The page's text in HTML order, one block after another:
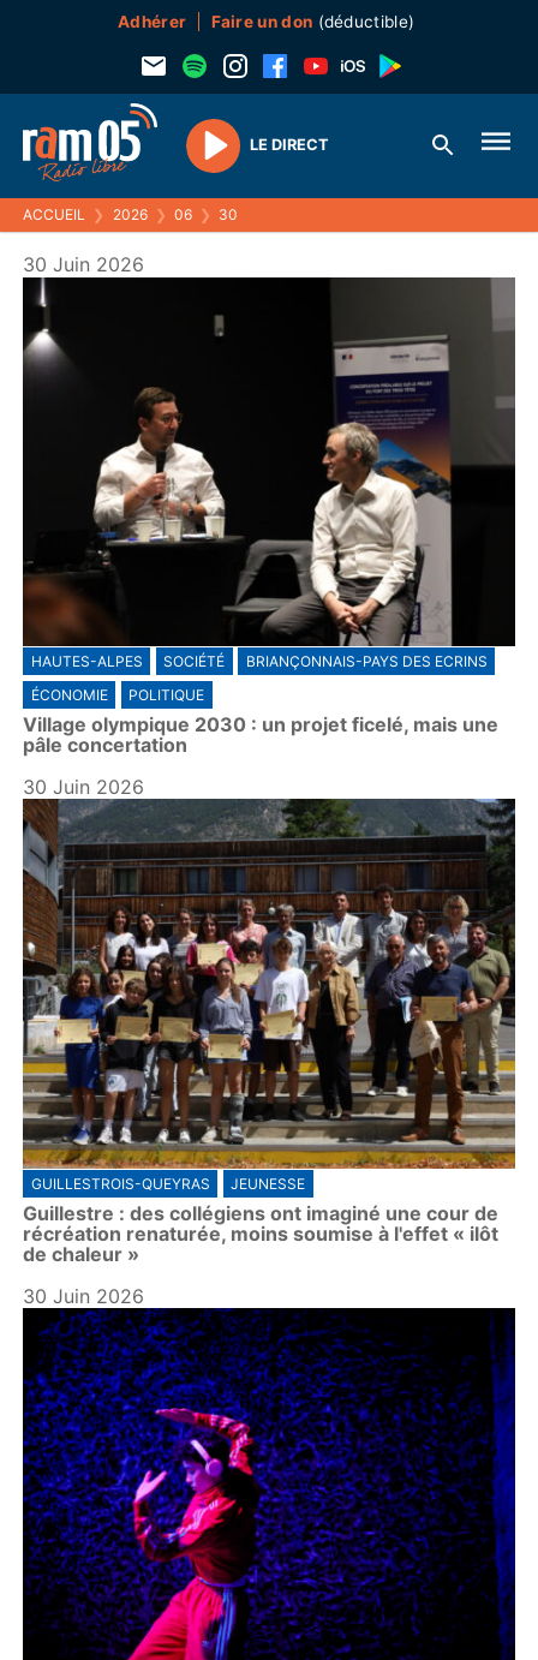
Adhérer Faire un don (déductible)
Play
LE DIRECT
ACCUEIL ❯ 2026 ❯ 06 ❯ 30
30 Juin 2026
HAUTES-ALPES SOCIÉTÉ
BRIANÇONNAIS-PAYS DES ECRINS
ÉCONOMIE
POLITIQUE
Village olympique 2030 : un projet ficelé, mais une
pâle concertation
30 Juin 2026
GUILLESTROIS-QUEYRAS JEUNESSE
Guillestre : des collégiens ont imaginé une cour de
récréation renaturée, moins soumise à l'effet « ilôt
de chaleur »
30 Juin 2026